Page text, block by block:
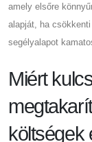
amely elsőre
alapját, ha
segélyalapot
Miért
költségek